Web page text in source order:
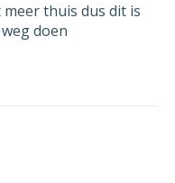
thuis dus dit is
doen